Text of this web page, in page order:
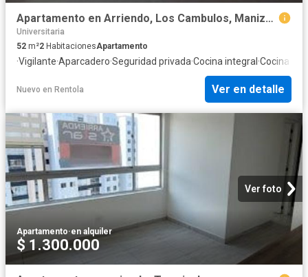
Apartamento en Arriendo, Los Cambulos, Manizales
Universitaria
52 m²2 HabitacionesApartamento
·Vigilante·Aparcadero·Seguridad privada·Cocina integral ·Cocina
Nuevo en Rentola Ver en detalle
Ver foto
Apartamento·en alquiler
$ 1.300.000